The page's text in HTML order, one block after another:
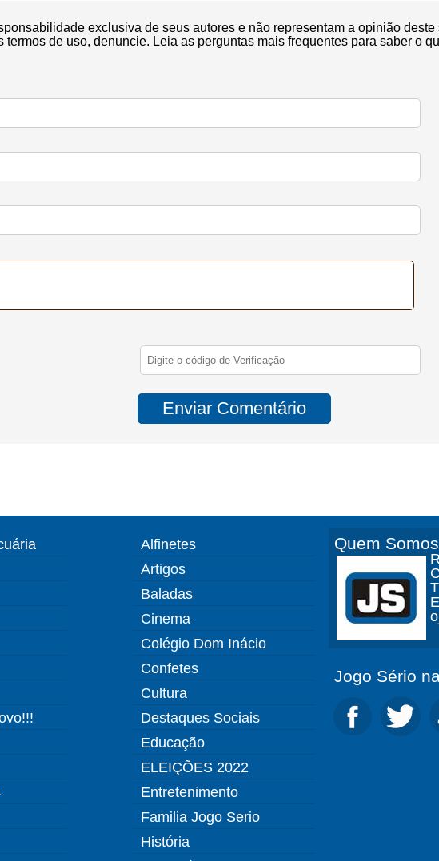
exclusiva de seus autores e não representam a opinião deste
termos de uso, denuncie. Leia as perguntas mais frequentes para saber o
Alfinetes
Artigos
Baladas
Cinema
Colégio Dom Inácio
Confetes
Cultura
Destaques Sociais
Educação
ELEIÇÕES 2022
Entretenimento
Familia Jogo Serio
História
Quem Somos
Jogo Sério